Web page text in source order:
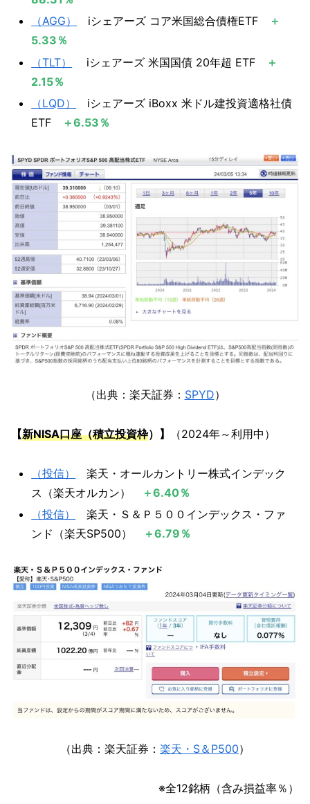
（AGG）
iシェアーズ コア米国総合債権ETF
＋
5.33％
（TLT）
iシェアーズ 米国国債 20年超 ETF
＋
2.15％
（LQD）
iシェアーズ iBoxx 米ドル建投資適格社債
ETF
＋6.53％
（出典：楽天証券： SPYD）
【新NISA口座（積立投資枠）】 （2024年～利用中）
（投信）
楽天・オールカントリー株式インデック
ス（楽天オルカン）
＋6.40％
（投信）
楽天・Ｓ＆Ｐ５００インデックス・ファ
ンド（楽天SP500）
＋6.79％
（出典：楽天証券： 楽天・S＆P500）
※全12銘柄（含み損益率％）